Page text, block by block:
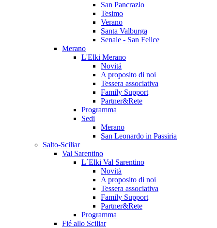
San Pancrazio
Tesimo
Verano
Santa Valburga
Senale - San Felice
Merano
L'Elki Merano
Novitá
A proposito di noi
Tessera associativa
Family Support
Partner&Rete
Programma
Sedi
Merano
San Leonardo in Passiria
Salto-Sciliar
Val Sarentino
L´Elki Val Sarentino
Novità
A proposito di noi
Tessera associativa
Family Support
Partner&Rete
Programma
Fié allo Sciliar